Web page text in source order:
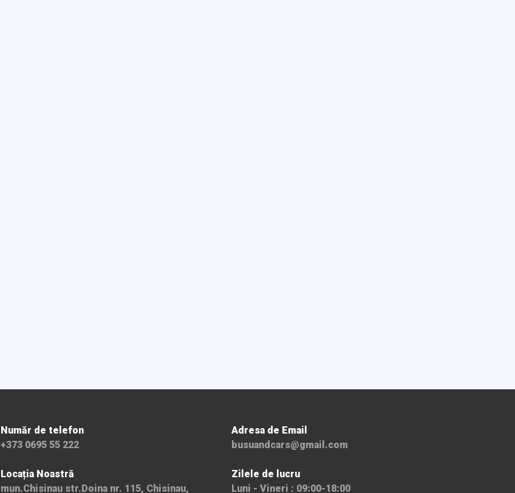
Număr de telefon
+373 0695 55 222
Locația Noastră
mun.Chisinau str.Doina nr. 115, Chisinau,
Adresa de Email
busuandcars@gmail.com
Zilele de lucru
Luni - Vineri : 09:00-18:00